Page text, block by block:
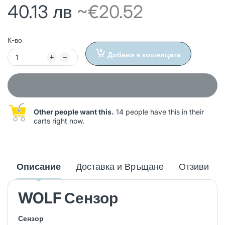
40.13 лв ~€20.52
К-во
Добави в кошницата
Other people want this. 14 people have this in their
carts right now.
Описание Доставка и Връщане Отзиви
WOLF Сензор
Сензор